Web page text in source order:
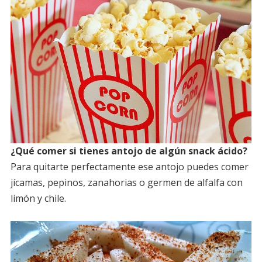
¿Qué comer si tienes antojo de algún snack ácido?
Para quitarte perfectamente ese antojo puedes comer
jícamas, pepinos, zanahorias o germen de alfalfa con
limón y chile.